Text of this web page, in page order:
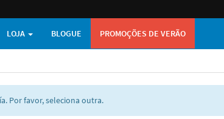
LOJA BLOGUE PROMOÇÕES DE VERÃO
Por favor, seleciona outra.